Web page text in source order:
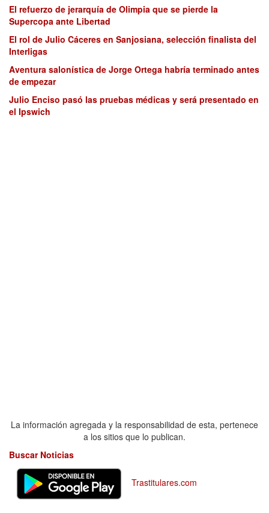
El refuerzo de jerarquía de Olimpia que se pierde la
Supercopa ante Libertad
El rol de Julio Cáceres en Sanjosiana, selección finalista del
Interligas
Aventura salonística de Jorge Ortega habría terminado antes
de empezar
Julio Enciso pasó las pruebas médicas y será presentado en
el Ipswich
La información agregada y la responsabilidad de esta, pertenece
a los sitios que lo publican.
Buscar Noticias
Trastitulares.com